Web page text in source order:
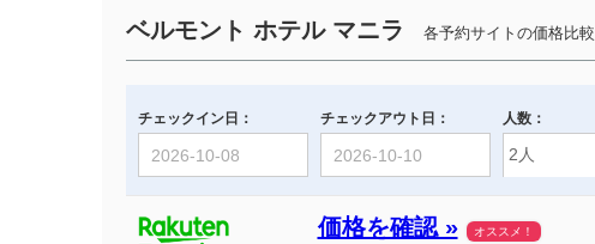
ベルモント ホテル マニラ 各予約サイトの価格比較
チェックイン日： チェックアウト日： 人数：
価格を確認 » オススメ！